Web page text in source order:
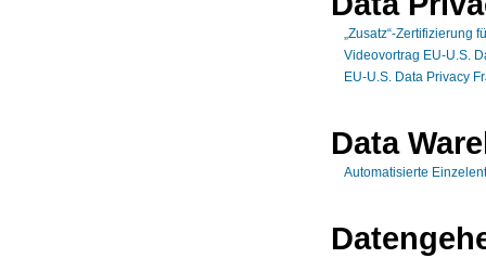
„Zusatz“-Zertifizierung
Videovortrag EU-U.S.
EU-U.S. Data Privacy
Data
Automatisierte